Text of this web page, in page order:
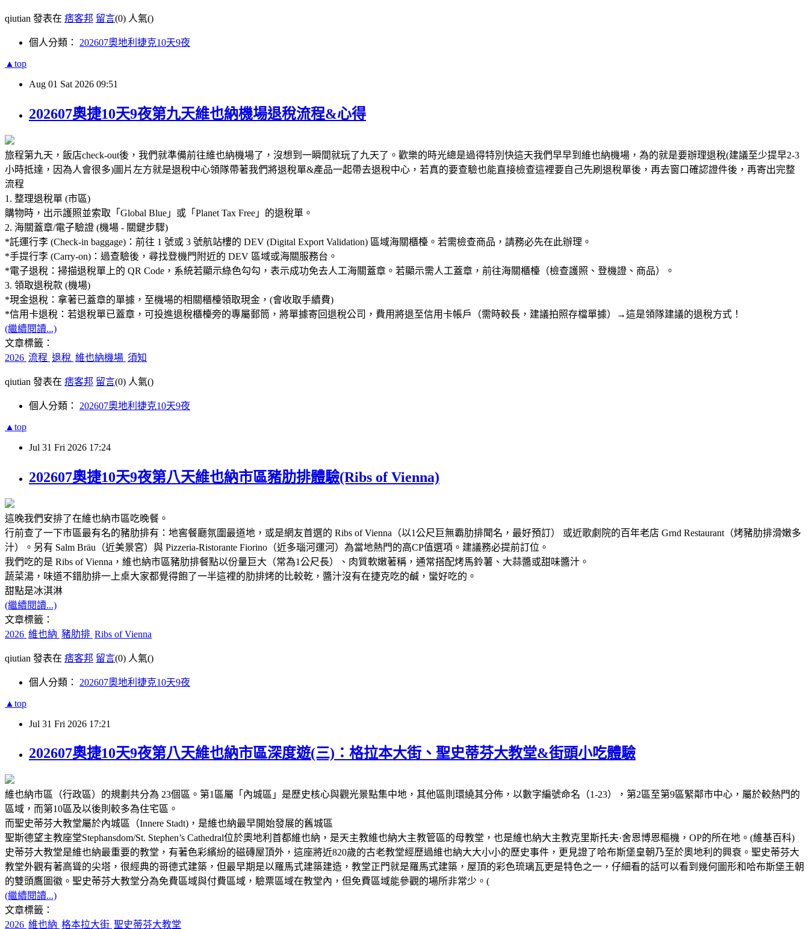
qiutian 發表在 痞客邦 留言(0) 人氣()
個人分類： 202607奧地利捷克10天9夜
▲top
Aug 01 Sat 2026 09:51
202607奧捷10天9夜第九天維也納機場退稅流程&心得
旅程第九天，飯店check-out後，我們就準備前往維也納機場了，沒想到一瞬間就玩了九天了。歡樂的時光總是過得特別快這天我們早早到維也納機場，為的就是要辦理退稅(建議至少提早2-3
小時抵達，因為人會很多)圖片左方就是退稅中心領隊帶著我們將退稅單&產品一起帶去退稅中心，若真的要查驗也能直接檢查這裡要自己先刷退稅單後，再去窗口確認證件後，再寄出完整
流程
1. 整理退稅單 (市區)
購物時，出示護照並索取「Global Blue」或「Planet Tax Free」的退稅單。
2. 海關蓋章/電子驗證 (機場 - 關鍵步驟)
*託運行李 (Check-in baggage)：前往 1 號或 3 號航站樓的 DEV (Digital Export Validation) 區域海關櫃檯。若需檢查商品，請務必先在此辦理。
*手提行李 (Carry-on)：過查驗後，尋找登機門附近的 DEV 區域或海關服務台。
*電子退稅：掃描退稅單上的 QR Code，系統若顯示綠色勾勾，表示成功免去人工海關蓋章。若顯示需人工蓋章，前往海關櫃檯（檢查護照、登機證、商品）。
3. 領取退稅款 (機場)
*現金退稅：拿著已蓋章的單據，至機場的相關櫃檯領取現金，(會收取手續費)
*信用卡退稅：若退稅單已蓋章，可投進退稅櫃檯旁的專屬郵筒，將單據寄回退稅公司，費用將退至信用卡帳戶（需時較長，建議拍照存檔單據）→這是領隊建議的退稅方式！
(繼續閱讀...)
文章標籤：
2026 流程 退稅 維也納機場 須知
qiutian 發表在 痞客邦 留言(0) 人氣()
個人分類： 202607奧地利捷克10天9夜
▲top
Jul 31 Fri 2026 17:24
202607奧捷10天9夜第八天維也納市區豬肋排體驗(Ribs of Vienna)
這晚我們安排了在維也納市區吃晚餐。
行前查了一下市區最有名的豬肋排有：地窖餐廳氛圍最道地，或是網友首選的 Ribs of Vienna（以1公尺巨無霸肋排聞名，最好預訂） 或近歌劇院的百年老店 Grnd Restaurant（烤豬肋排滑嫩多
汁）。另有 Salm Bräu（近美景宮）與 Pizzeria-Ristorante Fiorino（近多瑙河運河）為當地熱門的高CP值選項。建議務必提前訂位。
我們吃的是 Ribs of Vienna，維也納市區豬肋排餐點以份量巨大（常為1公尺長）、肉質軟嫩著稱，通常搭配烤馬鈴薯、大蒜醬或甜味醬汁。
蔬菜湯，味道不錯肋排一上桌大家都覺得飽了一半這裡的肋排烤的比較乾，醬汁沒有在捷克吃的鹹，蠻好吃的。
甜點是冰淇淋
(繼續閱讀...)
文章標籤：
2026 維也納 豬肋排 Ribs of Vienna
qiutian 發表在 痞客邦 留言(0) 人氣()
個人分類： 202607奧地利捷克10天9夜
▲top
Jul 31 Fri 2026 17:21
202607奧捷10天9夜第八天維也納市區深度遊(三)：格拉本大街、聖史蒂芬大教堂&街頭小吃體驗
維也納市區（行政區）的規劃共分為 23個區。第1區屬「內城區」是歷史核心與觀光景點集中地，其他區則環繞其分佈，以數字編號命名（1-23），第2區至第9區緊鄰市中心，屬於較熱門的
區域，而第10區及以後則較多為住宅區。
而聖史蒂芬大教堂屬於內城區（Innere Stadt)，是維也納最早開始發展的舊城區
聖斯德望主教座堂Stephansdom/St. Stephen’s Cathedral位於奧地利首都維也納，是天主教維也納大主教管區的母教堂，也是維也納大主教克里斯托夫·舍恩博恩樞機，OP的所在地。(維基百科)
史蒂芬大教堂是維也納最重要的教堂，有著色彩繽紛的磁磚屋頂外，這座將近820歲的古老教堂經歷過維也納大大小小的歷史事件，更見證了哈布斯堡皇朝乃至於奧地利的興衰。聖史蒂芬大
教堂外觀有著高聳的尖塔，很經典的哥德式建築，但最早期是以羅馬式建築建造，教堂正門就是羅馬式建築，屋頂的彩色琉璃瓦更是特色之一，仔細看的話可以看到幾何圖形和哈布斯堡王朝
的雙頭鷹圖徽。聖史蒂芬大教堂分為免費區域與付費區域，驗票區域在教堂內，但免費區域能參觀的場所非常少。(
(繼續閱讀...)
文章標籤：
2026 維也納 格本拉大街 聖史蒂芬大教堂